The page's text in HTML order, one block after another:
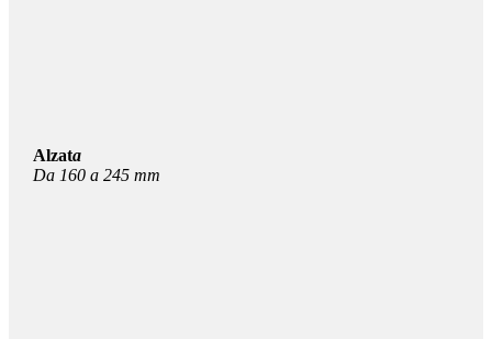
Alzata
Da 160 a 245 mm